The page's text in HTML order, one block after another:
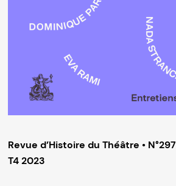
Revue d’Histoire du Théâtre • N°297
T4 2023